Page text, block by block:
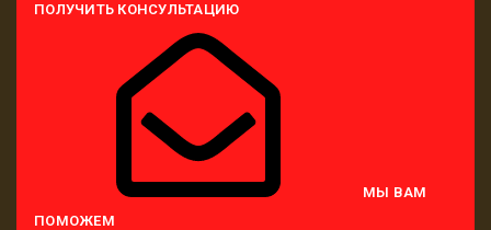
ПОЛУЧИТЬ КОНСУЛЬТАЦИЮ
МЫ ВАМ
ПОМОЖЕМ